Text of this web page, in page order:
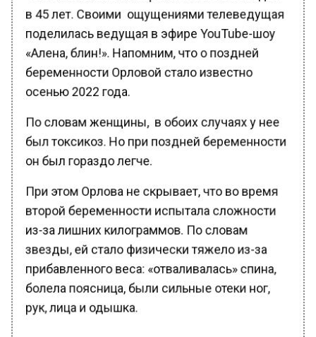
в 45 лет. Своими ощущениями телеведущая
поделилась ведущая в эфире YouTube-шоу
«Алена, блин!». Напомним, что о поздней
беременности Орловой стало известно
осенью 2022 года.
По словам женщины, в обоих случаях у нее
был токсикоз. Но при поздней беременности
он был гораздо легче.
При этом Орлова не скрывает, что во время
второй беременности испытала сложности
из-за лишних килограммов. По словам
звезды, ей стало физически тяжело из-за
прибавленного веса: «отваливалась» спина,
болела поясница, были сильные отеки ног,
рук, лица и одышка.